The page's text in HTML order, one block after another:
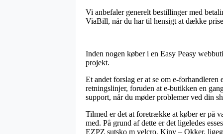
Vi anbefaler generelt bestillinger med
ViaBill, når du har til hensigt at dække
Inden nogen køber i en Easy Peasy
projekt.
Et andet forslag er at se om e-
retningslinjer, foruden at e-butikken en
support, når du møder problemer ved din
Tilmed er det at foretrække at køber er på
med. På grund af dette er det ligeledes
EZPZ sutsko m velcro, Kiny – Okker,